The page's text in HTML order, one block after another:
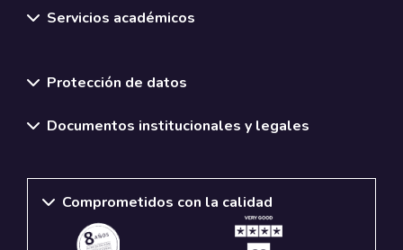
Servicios académicos
Protección de datos
Documentos institucionales y legales
Comprometidos con la calidad